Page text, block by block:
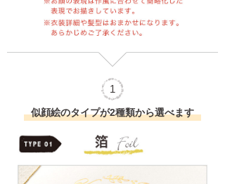
1
似顔絵のタイプが2種類から選べます